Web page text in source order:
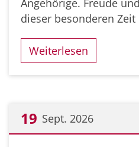
Angehörige. Freude
dieser besonderen
Weiterlesen
19 Sept. 2026